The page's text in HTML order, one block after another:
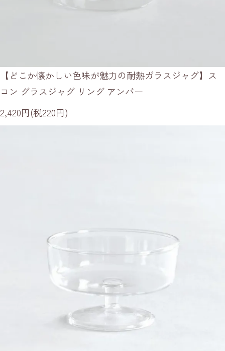
【どこか懐かしい色味が魅力の耐熱ガラスジャグ】ス
コン グラスジャグ リング アンバー
2,420円(税220円)